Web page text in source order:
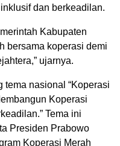
dan berkeadilan.
Kabupaten
bersama koperasi demi
ujarnya.
tema nasional “Koperasi
Koperasi
Tema ini
Presiden Prabowo
Koperasi Merah